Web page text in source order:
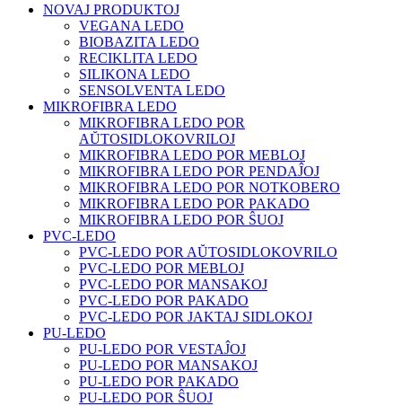
NOVAJ PRODUKTOJ
VEGANA LEDO
BIOBAZITA LEDO
RECIKLITA LEDO
SILIKONA LEDO
SENSOLVENTA LEDO
MIKROFIBRA LEDO
MIKROFIBRA LEDO POR
AŬTOSIDLOKOVRILOJ
MIKROFIBRA LEDO POR MEBLOJ
MIKROFIBRA LEDO POR PENDAĴOJ
MIKROFIBRA LEDO POR NOTKOBERO
MIKROFIBRA LEDO POR PAKADO
MIKROFIBRA LEDO POR ŜUOJ
PVC-LEDO
PVC-LEDO POR AŬTOSIDLOKOVRILO
PVC-LEDO POR MEBLOJ
PVC-LEDO POR MANSAKOJ
PVC-LEDO POR PAKADO
PVC-LEDO POR JAKTAJ SIDLOKOJ
PU-LEDO
PU-LEDO POR VESTAĴOJ
PU-LEDO POR MANSAKOJ
PU-LEDO POR PAKADO
PU-LEDO POR ŜUOJ